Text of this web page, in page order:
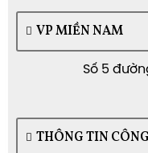
VP MIỀN NAM
Số 5
THÔNG TIN